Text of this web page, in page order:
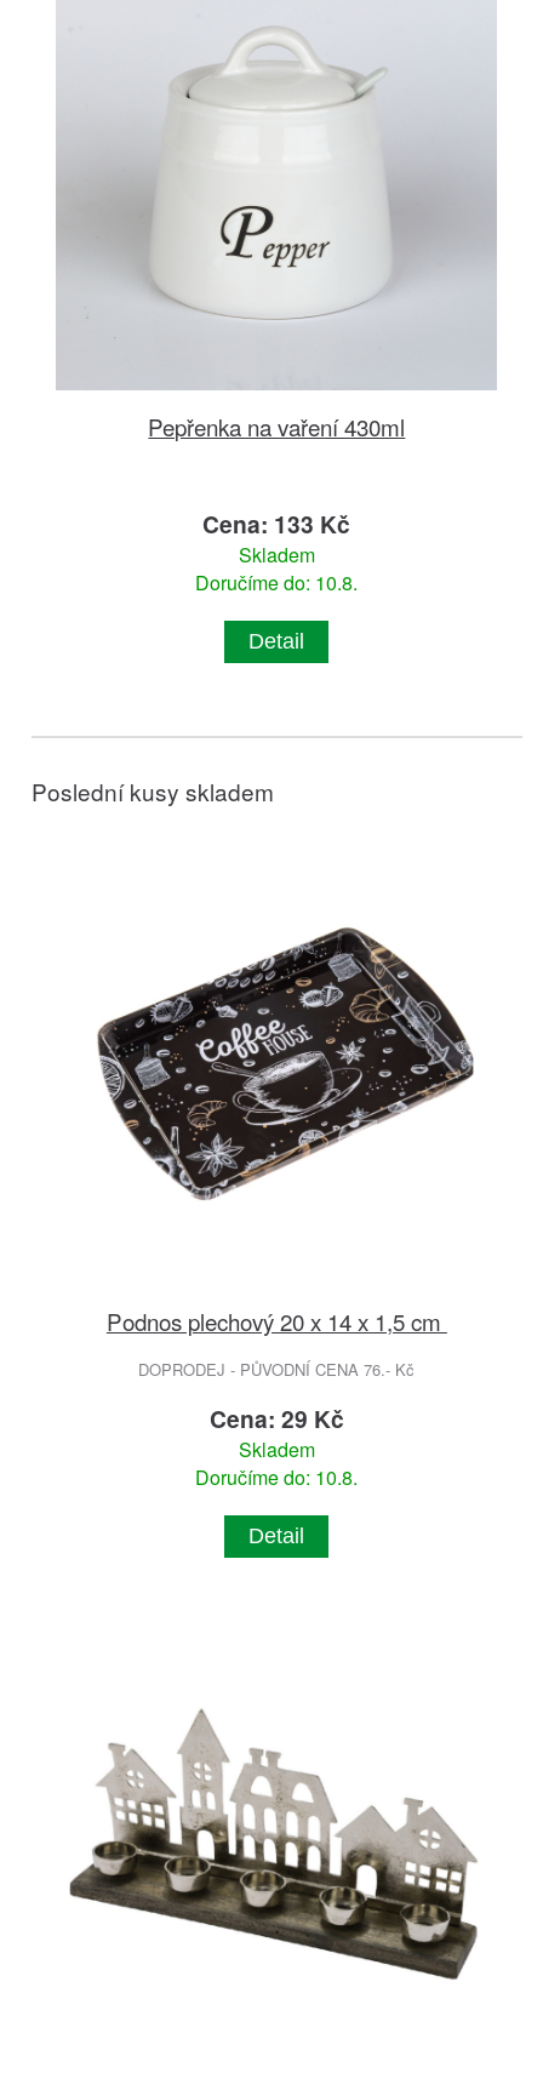
Pepřenka na vaření 430ml
Cena: 133 Kč
Skladem
Doručíme do: 10.8.
Detail
Poslední kusy skladem
Podnos plechový 20 x 14 x 1,5 cm
DOPRODEJ - PŮVODNÍ CENA 76.- Kč
Cena: 29 Kč
Skladem
Doručíme do: 10.8.
Detail